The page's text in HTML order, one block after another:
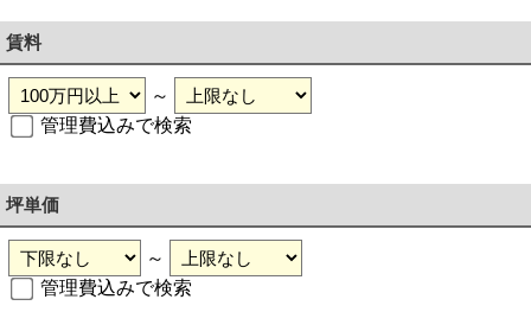
賃料
～
管理費込みで検索
坪単価
～
管理費込みで検索